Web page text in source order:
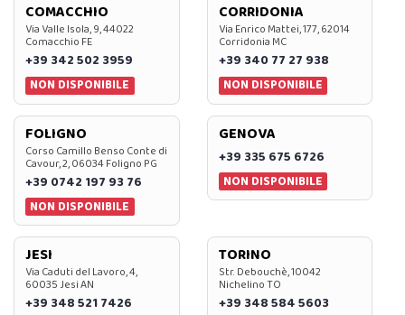
COMACCHIO
Via Valle Isola, 9, 44022
Comacchio FE
+39 342 502 3959
NON DISPONIBILE
CORRIDONIA
Via Enrico Mattei, 177, 62014
Corridonia MC
+39 340 77 27 938
NON DISPONIBILE
FOLIGNO
Corso Camillo Benso Conte di
Cavour, 2, 06034 Foligno PG
+39 0742 197 93 76
NON DISPONIBILE
GENOVA
+39 335 675 6726
NON DISPONIBILE
JESI
Via Caduti del Lavoro, 4,
60035 Jesi AN
+39 348 521 7426
TORINO
Str. Debouchè, 10042
Nichelino TO
+39 348 584 5603